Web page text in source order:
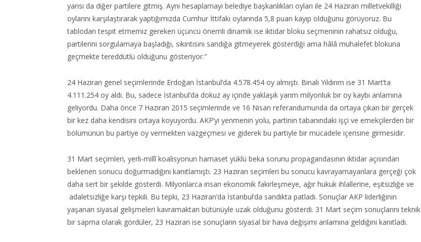
yarısı da diğer partilere gitmiş. Aynı hesaplamayı belediye başkanlıkları oyları ile 24 Haziran milletvekilliği
oylarını karşılaştırarak yaptığımızda Cumhur İttifakı oylarında 5,8 puan kayıp olduğunu görüyoruz. Bu
tablodan tespit etmemiz gereken üçüncü önemli dinamik ise iktidar bloku seçmeninin rahatsız olduğu,
partilerini sorgulamaya başladığı, sıkıntısını sandığa gitmeyerek gösterdiği ama hâlâ muhalefet blokuna
geçmekte tereddütlü olduğunu gösteriyor.”
24 Haziran genel seçimlerinde Erdoğan İstanbul’da 4.578.454 oy almıştı. Binali Yıldırım ise 31 Mart’ta
4.111.254 oy aldı. Bu, sadece İstanbul’da dokuz ay içinde yaklaşık yarım milyonluk bir oy kaybı anlamına
geliyordu. Daha önce 7 Haziran 2015 seçimlerinde ve 16 Nisan referandumunda da ortaya çıkan bir gerçek
bir kez daha kendisini ortaya koyuyordu. AKP’yi yenmenin yolu, partinin tabanındaki işçi ve emekçilerden bir
bölümünün bu partiye oy vermekten vazgeçmesi ve giderek bu partiyle bir mücadele içerisine girmesidir.
31 Mart seçimleri, yerli-millî koalisyonun hamaset yüklü beka sorunu propagandasının iktidar açısından
beklenen sonucu doğurmadığını kanıtlamıştı. 23 Haziran seçimleri bu sonucu kavrayamayanlara gerçeği çok
daha sert bir şekilde gösterdi. Milyonlarca insan ekonomik fakirleşmeye, ağır hukuk ihlallerine, eşitsizliğe ve
adaletsizliğe karşı tepkili. Bu tepki, 23 Haziran’da İstanbul’da sandıkta patladı. Sonuçlar AKP liderliğinin
yaşanan siyasal gelişmeleri kavramaktan bütünüyle uzak olduğunu gösterdi. 31 Mart seçim sonuçlarını teknik
bir sapma olarak gördüler, 23 Haziran ise sonuçların siyasal bir hava değişimi anlamına geldiğini kanıtladı.